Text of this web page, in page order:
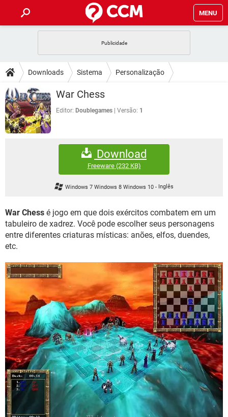
MENU
CELULAR FACEBOOK
OUTLOOK
INSTAGRAM GMAIL
GUIA DE COMPRAS
DICAS
JOGOS
CELULAR
OUTLOOK
DOWNLOADS
JOGOS WHATSAPP
CELULAR
EXCEL
GMAIL
FÓRUM
FACEBOOK
EXCEL
GMAIL
WHATSAPP
INSTAGRAM GMAIL
GUIA DE COMPRAS
Downloads Sistema Personalização
jogos solitáriios War Chess
Editor: Doublegames Versão: 1
Download
Freeware(232 KB)
Windows 7 Windows 8 Windows 10 - Inglês
War Chess é jogo em que dois exércitos combatem em um
tabuleiro de xadrez. Você pode escolher seus personagens
entre diferentes criaturas místicas: anões, elfos, duendes,
etc.